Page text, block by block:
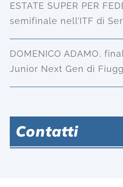
ESTATE SUPER PER
semifinale nell’ITF di
DOMENICO ADAMO,
Junior Next Gen di
Contatti